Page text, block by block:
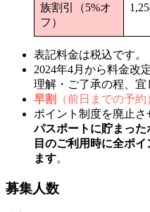
族割引（5%オ
フ）
表記料金は税込です。
2024年4月から料金改
理解・ご了承の程、宜
早割
（前日までの予約
ポイント制度を廃止さ
パスポートに貯まった
目のご利用時に全ポ
ます。
募集人数